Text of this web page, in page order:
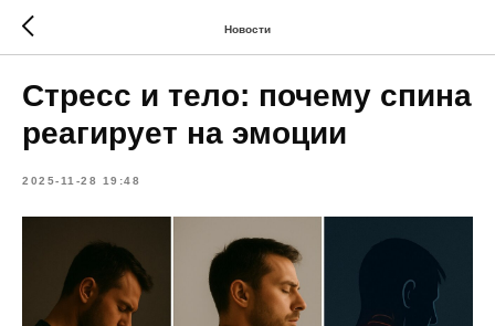
Новости
Стресс и тело: почему спина
реагирует на эмоции
2025-11-28 19:48